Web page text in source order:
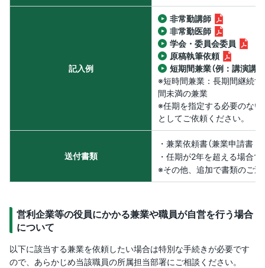
記入例
非常勤講師
非常勤医師
学会・委員会委員
原稿執筆依頼
短期間兼業（例：講演講師
※短時間兼業：長期間継続
間未満の兼業
※任期を指定する必要のな
としてご依頼ください。
送付書類
・兼業依頼書（兼業申請書・
・任期が2年を超える場合
※その他、追加で書類のご
営利企業等の役員にかかる兼業や職員が自営を行う場合
について
以下に該当する兼業を依頼したい場合は特別な手続きが必要です
ので、あらかじめ当該職員の所属担当部署にご相談ください。